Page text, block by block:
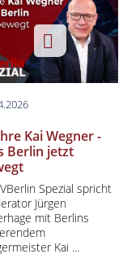
Kai Wegner -
Berlin jetzt
Spezial spricht
Jürgen
mit Berlins
Kai ...